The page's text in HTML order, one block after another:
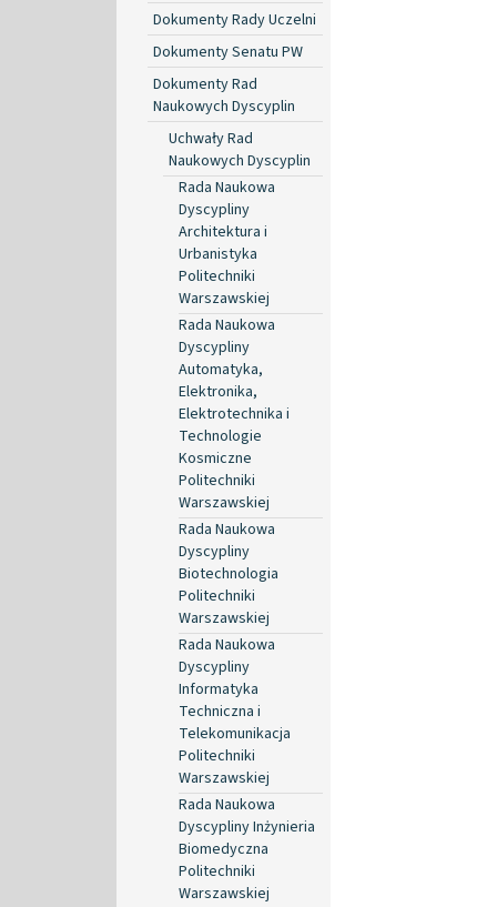
Dokumenty Rady Uczelni
Dokumenty Senatu PW
Dokumenty Rad
Naukowych Dyscyplin
Uchwały Rad
Naukowych Dyscyplin
Rada Naukowa
Dyscypliny
Architektura i
Urbanistyka
Politechniki
Warszawskiej
Rada Naukowa
Dyscypliny
Automatyka,
Elektronika,
Elektrotechnika i
Technologie
Kosmiczne
Politechniki
Warszawskiej
Rada Naukowa
Dyscypliny
Biotechnologia
Politechniki
Warszawskiej
Rada Naukowa
Dyscypliny
Informatyka
Techniczna i
Telekomunikacja
Politechniki
Warszawskiej
Rada Naukowa
Dyscypliny Inżynieria
Biomedyczna
Politechniki
Warszawskiej